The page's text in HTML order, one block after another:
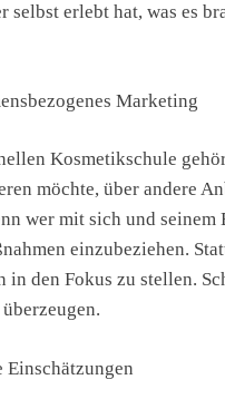
selbst erlebt hat, was es
Marketing
Kosmetikschule
möchte, über andere
wer mit sich und
einzubeziehen.
in den Fokus zu stellen.